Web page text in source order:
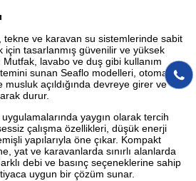
tekne ve karavan su sistemlerinde sabit
için tasarlanmış güvenilir ve yüksek
Mutfak, lavabo ve duş gibi kullanım
sunan Seaflo modelleri, otomatik
musluk açıldığında devreye girer ve
durur.
yaygın olarak tercih
çalışma özellikleri, düşük enerji
yapılarıyla öne çıkar. Kompakt
yat ve karavanlarda sınırlı alanlarda
debi ve basınç seçeneklerine sahip
uygun bir çözüm sunar.